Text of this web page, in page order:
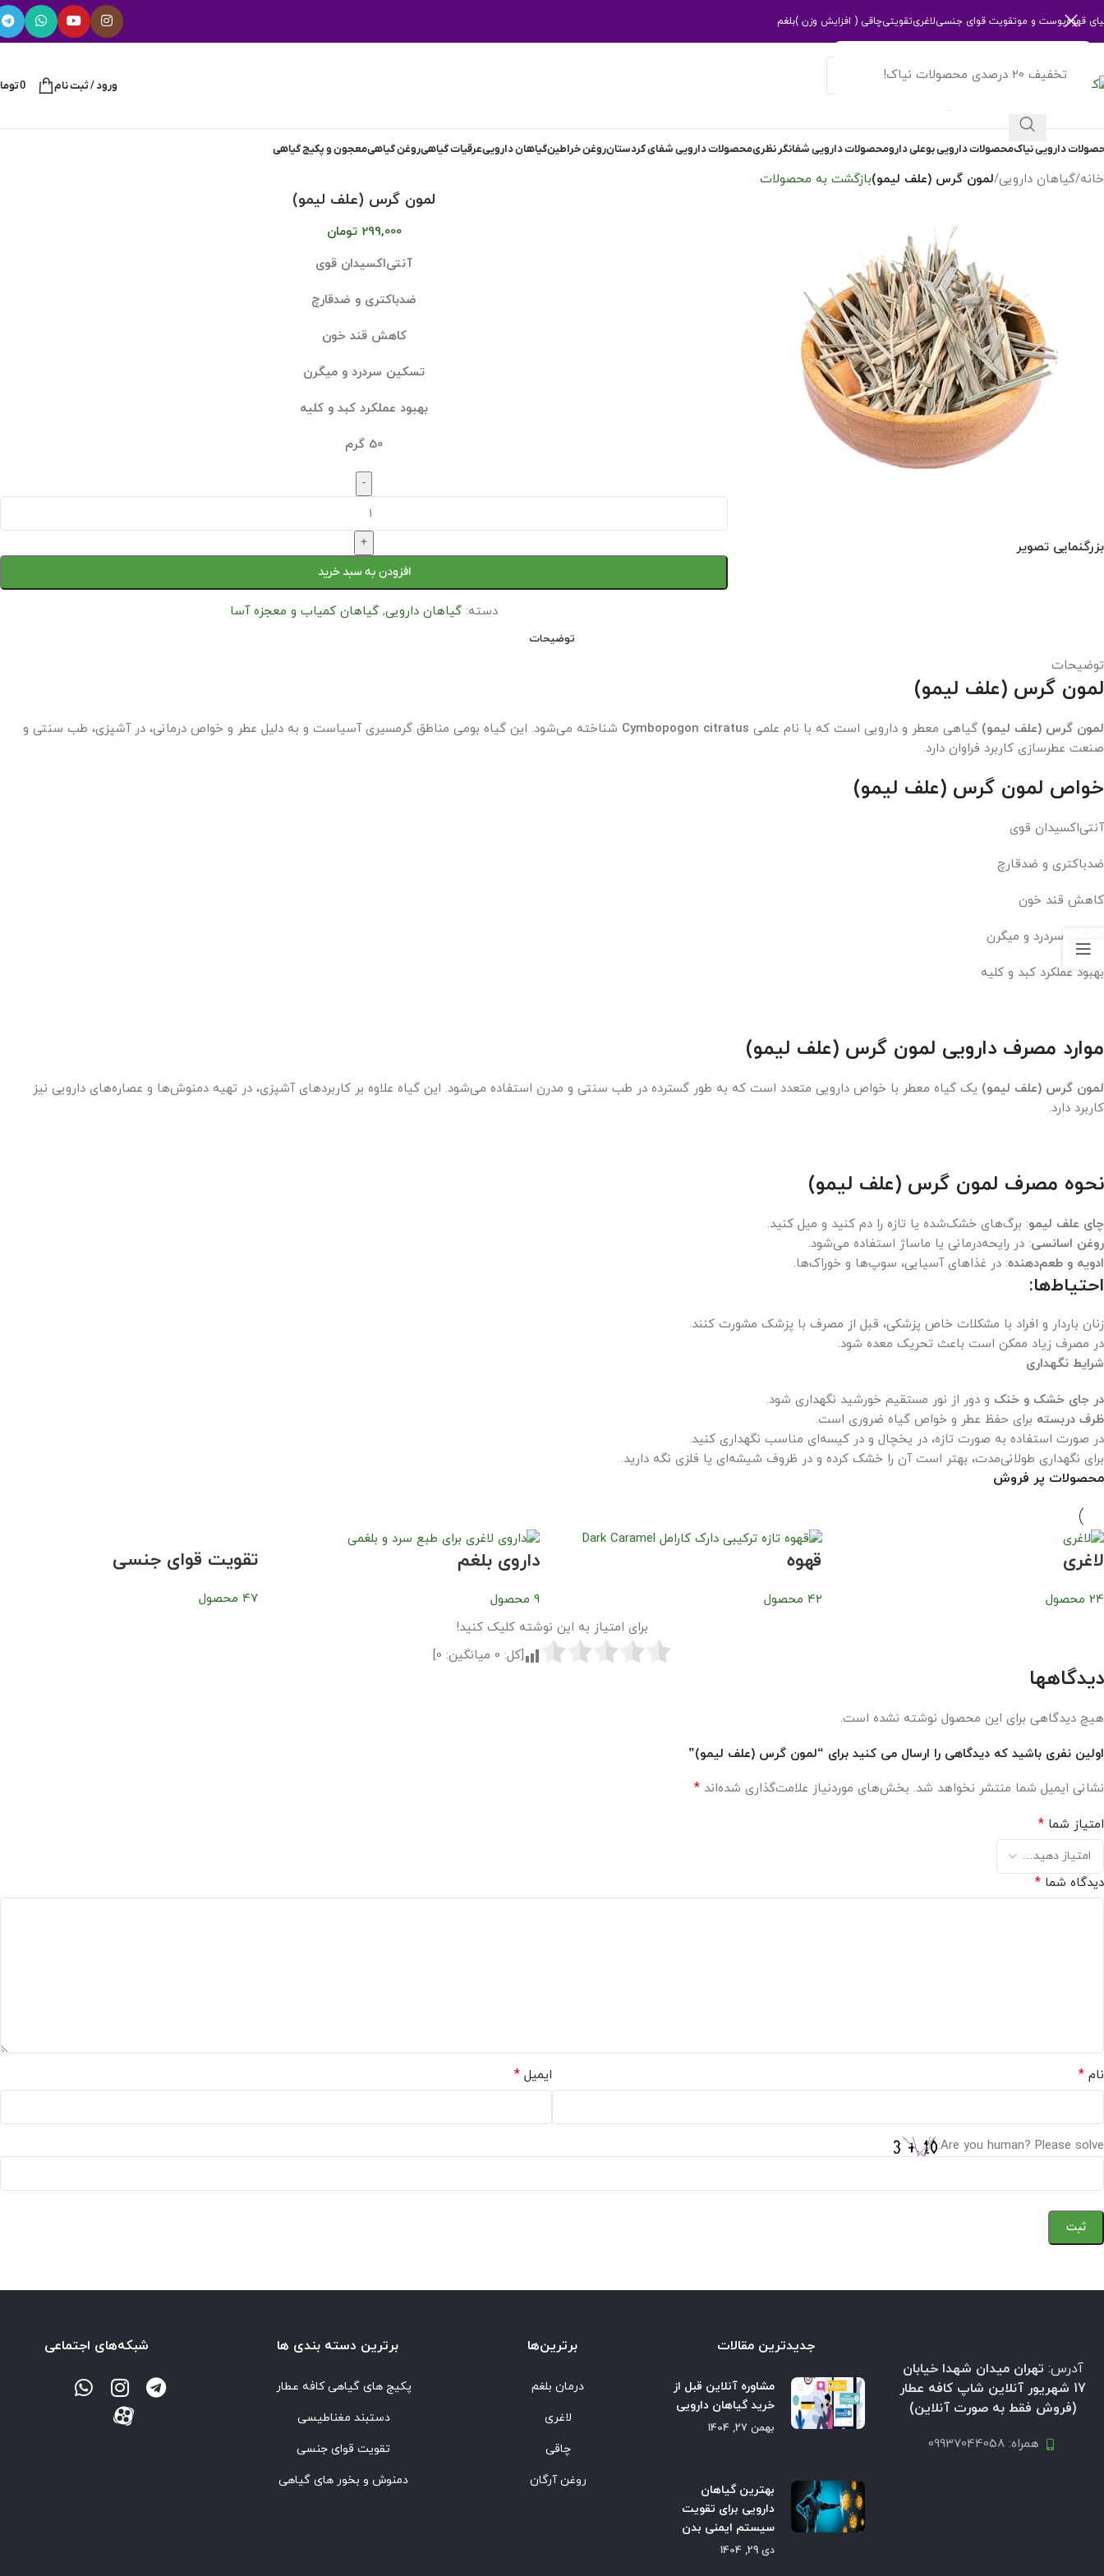
تخفیف 20 درصدی محصولات نیاک!
قهوهپوست و موتقویت قوای جنسیلاغریتقویتیچاقی ( افزایش وزن )بلغم
ورود / ثبت نام 0
دارویی نیاکمحصولات دارویی بوعلی دارومحصولات دارویی شفانگر نظریمحصولات دارویی شفای کردستانروغن خراطینگیاهان داروییعرقیات گیاهیروغن گیاهیمعجون و پکیج گیاهی
خانه/گیاهان دارویی/لمون گرس (علف لیمو)بازگشت به محصولات
بزرگنمایی تصویر
لمون گرس (علف لیمو)
299,000 تومان
آنتی‌اکسیدان قوی
ضدباکتری و ضدقارچ
کاهش قند خون
تسکین سردرد و میگرن
بهبود عملکرد کبد و کلیه
50 گرم
-
+
افزودن به سبد خرید
دسته: گیاهان دارویی, گیاهان کمیاب و معجزه آسا
توضیحات
توضیحات
لمون گرس (علف لیمو)
لمون گرس (علف لیمو) گیاهی معطر و دارویی است که با نام علمی Cymbopogon citratus شناخته می‌شود. این گیاه بومی مناطق گرمسیری آسیاست و به دلیل عطر و خواص درمانی، در آشپزی، طب سنتی و
صنعت عطرسازی کاربرد فراوان دارد.
خواص لمون گرس (علف لیمو)
آنتی‌اکسیدان قوی
ضدباکتری و ضدقارچ
کاهش قند خون
تسکین سردرد و میگرن
بهبود عملکرد کبد و کلیه
موارد مصرف دارویی لمون گرس (علف لیمو)
لمون گرس (علف لیمو) یک گیاه معطر با خواص دارویی متعدد است که به طور گسترده در طب سنتی و مدرن استفاده می‌شود. این گیاه علاوه بر کاربردهای آشپزی، در تهیه دمنوش‌ها و عصاره‌های دارویی نیز
کاربرد دارد.
نحوه مصرف لمون گرس (علف لیمو)
چای علف لیمو: برگ‌های خشک‌شده یا تازه را دم کنید و میل کنید.
روغن اسانسی: در رایحه‌درمانی یا ماساژ استفاده می‌شود.
ادویه و طعم‌دهنده: در غذاهای آسیایی، سوپ‌ها و خوراک‌ها.
احتیاط‌ها:
زنان باردار و افراد با مشکلات خاص پزشکی، قبل از مصرف با پزشک مشورت کنند.
در مصرف زیاد ممکن است باعث تحریک معده شود.
شرایط نگهداری
در جای خشک و خنک و دور از نور مستقیم خورشید نگهداری شود.
ظرف دربسته برای حفظ عطر و خواص گیاه ضروری است.
در صورت استفاده به صورت تازه، در یخچال و در کیسه‌ای مناسب نگهداری کنید.
برای نگهداری طولانی‌مدت، بهتر است آن را خشک کرده و در ظروف شیشه‌ای یا فلزی نگه دارید.
محصولات پر فروش
لاغری
24 محصول
قهوه
42 محصول
داروی بلغم
9 محصول
تقویت قوای جنسی
47 محصول
برای امتیاز به این نوشته کلیک کنید!
[کل: 0 میانگین: 0
]
دیدگاهها
هیچ دیدگاهی برای این محصول نوشته نشده است.
اولین نفری باشید که دیدگاهی را ارسال می کنید برای “لمون گرس (علف لیمو)”
نشانی ایمیل شما منتشر نخواهد شد. بخش‌های موردنیاز علامت‌گذاری شده‌اند *
امتیاز شما *
دیدگاه شما *
نام * ایمیل *
Are you human? Please solve:
آدرس: تهران میدان شهدا خیابان
17 شهریور آنلاین شاپ کافه عطار
(فروش فقط به صورت آنلاین)
همراه: 09937044058
جدیدترین مقالات
مشاوره آنلاین قبل از
خرید گیاهان دارویی
بهمن 27, 1404
بهترین گیاهان
دارویی برای تقویت
سیستم ایمنی بدن
دی 29, 1404
برترین‌ها
درمان بلغم
لاغری
چاقی
روغن آرگان
برترین‌ دسته بندی ها
پکیج های گیاهی کافه عطار
دستبند مغناطیسی
تقویت قوای جنسی
دمنوش و بخور های گیاهی
شبکه‌های اجتماعی